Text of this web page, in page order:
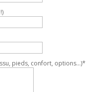
pieds, confort, options...)*